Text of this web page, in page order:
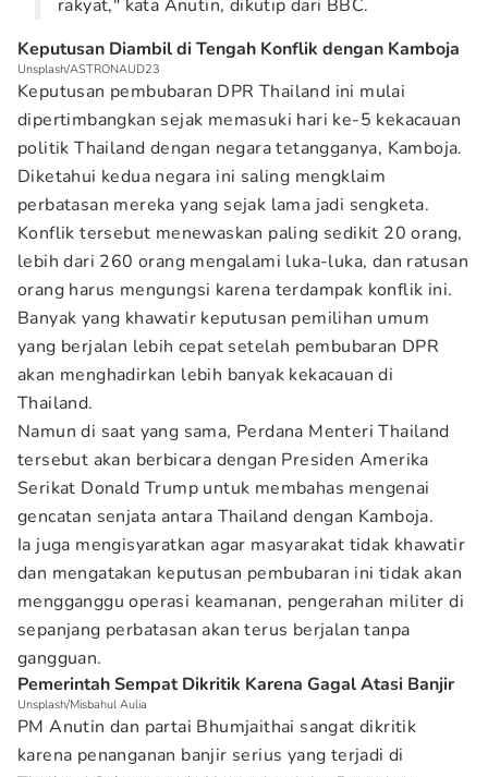
rakyat," kata Anutin, dikutip dari BBC.
Keputusan Diambil di Tengah Konflik dengan Kamboja
Unsplash/ASTRONAUD23
Keputusan pembubaran DPR Thailand ini mulai
dipertimbangkan sejak memasuki hari ke-5 kekacauan
politik Thailand dengan negara tetangganya, Kamboja.
Diketahui kedua negara ini saling mengklaim
perbatasan mereka yang sejak lama jadi sengketa.
Konflik tersebut menewaskan paling sedikit 20 orang,
lebih dari 260 orang mengalami luka-luka, dan ratusan
orang harus mengungsi karena terdampak konflik ini.
Banyak yang khawatir keputusan pemilihan umum
yang berjalan lebih cepat setelah pembubaran DPR
akan menghadirkan lebih banyak kekacauan di
Thailand.
Namun di saat yang sama, Perdana Menteri Thailand
tersebut akan berbicara dengan Presiden Amerika
Serikat Donald Trump untuk membahas mengenai
gencatan senjata antara Thailand dengan Kamboja.
Ia juga mengisyaratkan agar masyarakat tidak khawatir
dan mengatakan keputusan pembubaran ini tidak akan
mengganggu operasi keamanan, pengerahan militer di
sepanjang perbatasan akan terus berjalan tanpa
gangguan.
Pemerintah Sempat Dikritik Karena Gagal Atasi Banjir
Unsplash/Misbahul Aulia
PM Anutin dan partai Bhumjaithai sangat dikritik
karena penanganan banjir serius yang terjadi di